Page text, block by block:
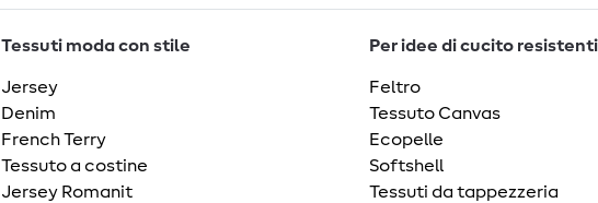
Tessuti moda con stile
Jersey
Denim
French Terry
Tessuto a costine
Jersey Romanit
Per idee di cucito resistenti
Feltro
Tessuto Canvas
Ecopelle
Softshell
Tessuti da tappezzeria